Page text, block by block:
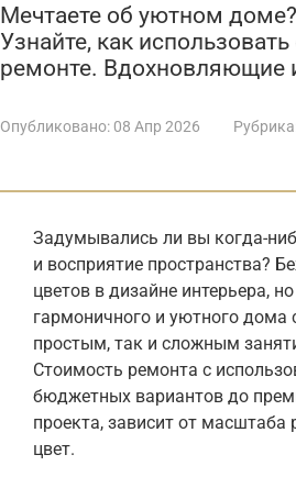
Мечтаете об уютном
Узнайте, как
ремонте. Вдохновляющие
Опубликовано: 08 Апр 2026
Задумывались ли вы когда-
и восприятие пространства?
цветов в дизайне интерьера,
гармоничного и уютного дома
простым, так и сложным
Стоимость ремонта с
бюджетных вариантов до
проекта, зависит от
цвет.